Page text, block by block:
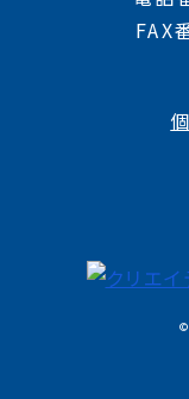
FAX